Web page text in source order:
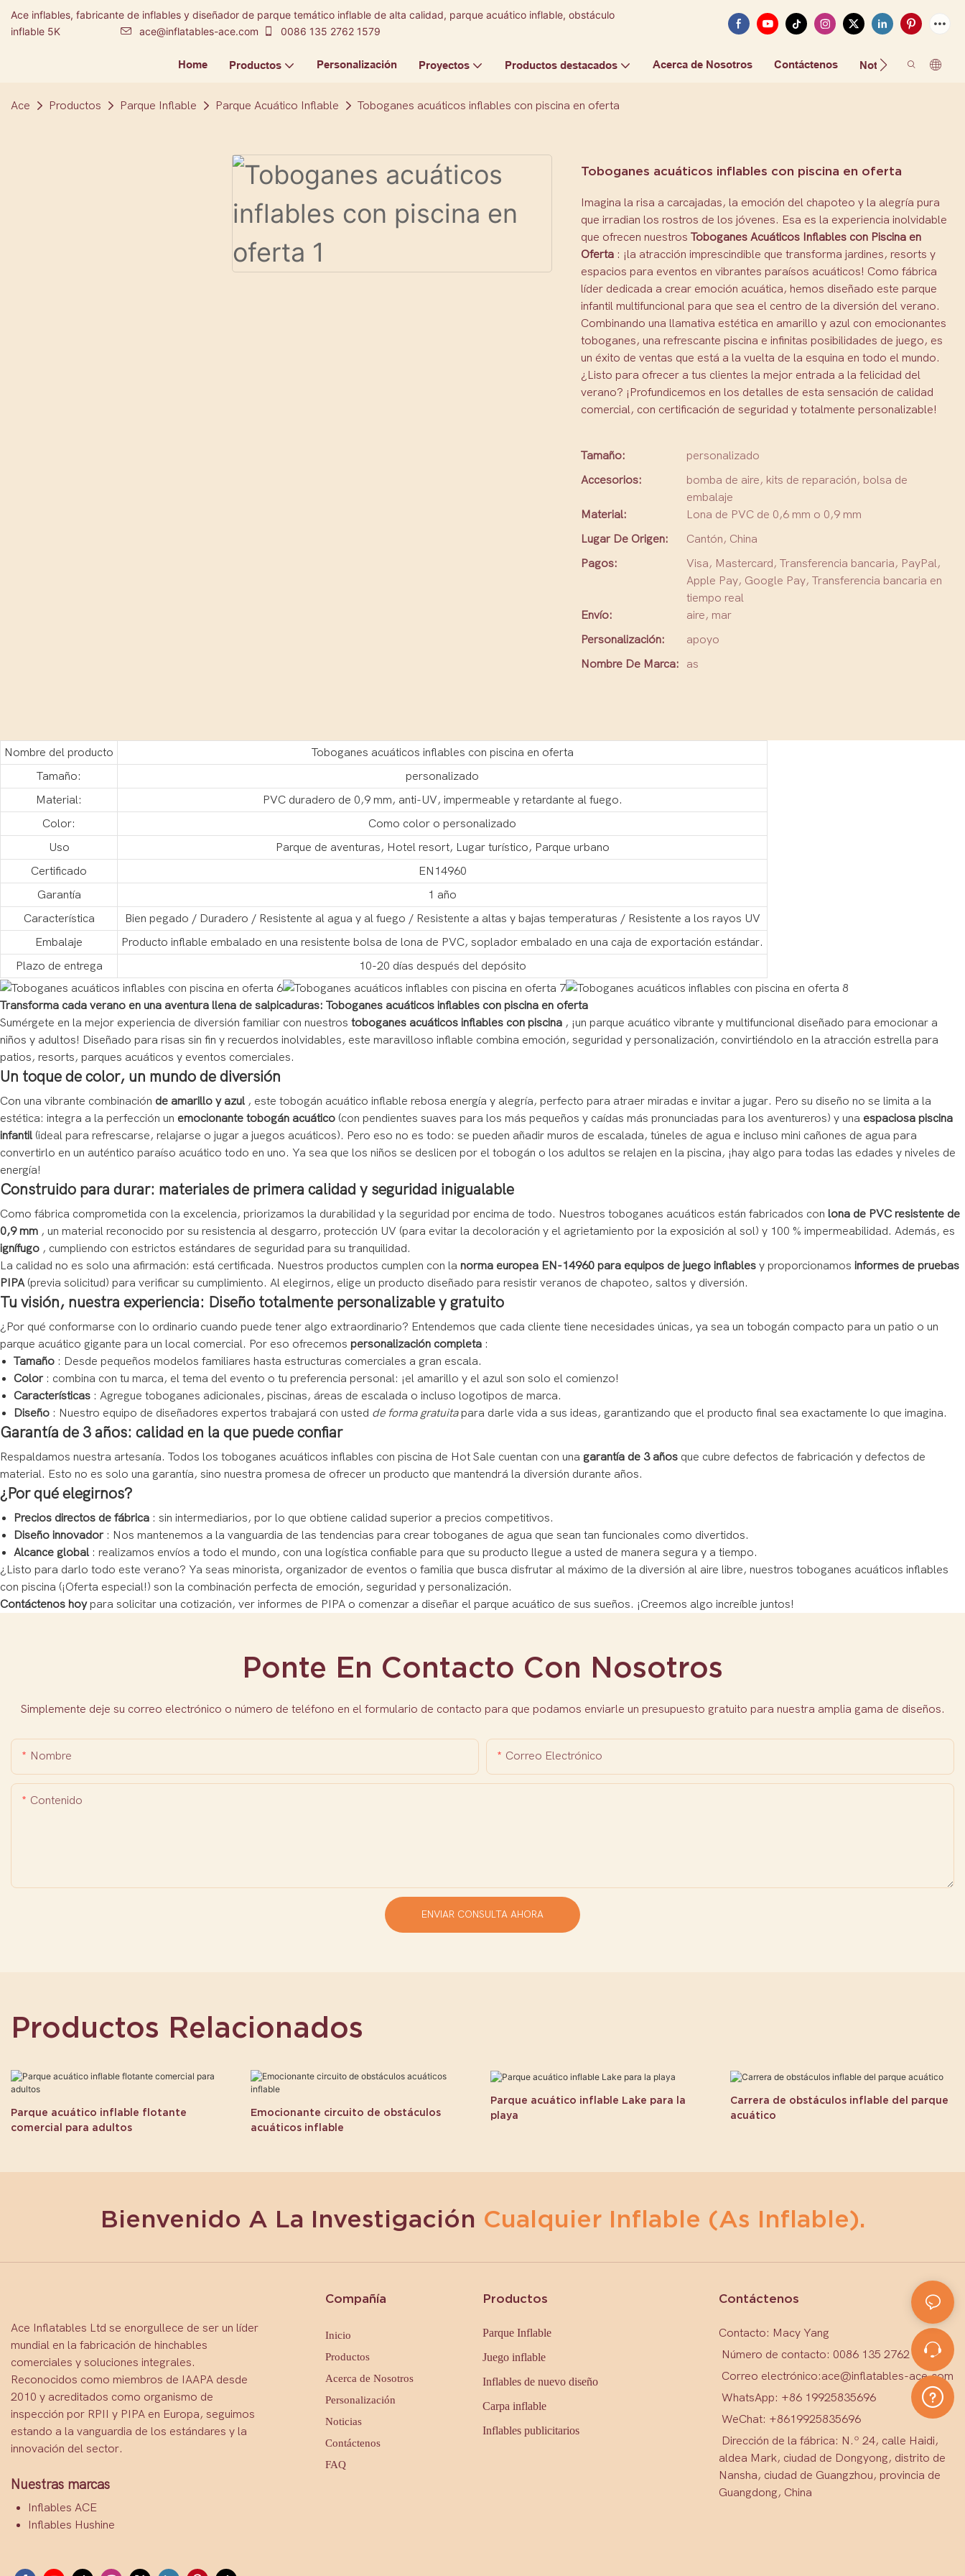
Ace inflables, fabricante de inflables y diseñador de parque temático inflable de alta calidad, parque acuático inflable, obstáculo
inflable 5K
ace@inflatables-ace.com 0086 135 2762 1579
Home Productos Personalización Proyectos Productos destacados Acerca de Nosotros Contáctenos Noticias FAQ
Ace Productos Parque Inflable Parque Acuático Inflable Toboganes acuáticos inflables con piscina en oferta
Toboganes acuáticos inflables con piscina en oferta
Imagina la risa a carcajadas, la emoción del chapoteo y la alegría pura
que irradian los rostros de los jóvenes. Esa es la experiencia inolvidable
que ofrecen nuestros Toboganes Acuáticos Inflables con Piscina en
Oferta : ¡la atracción imprescindible que transforma jardines, resorts y
espacios para eventos en vibrantes paraísos acuáticos! Como fábrica
líder dedicada a crear emoción acuática, hemos diseñado este parque
infantil multifuncional para que sea el centro de la diversión del verano.
Combinando una llamativa estética en amarillo y azul con emocionantes
toboganes, una refrescante piscina e infinitas posibilidades de juego, es
un éxito de ventas que está a la vuelta de la esquina en todo el mundo.
¿Listo para ofrecer a tus clientes la mejor entrada a la felicidad del
verano? ¡Profundicemos en los detalles de esta sensación de calidad
comercial, con certificación de seguridad y totalmente personalizable!
Tamaño:
personalizado
Accesorios:
bomba de aire, kits de reparación, bolsa de
embalaje
Material:
Lona de PVC de 0,6 mm o 0,9 mm
Lugar De Origen:
Cantón, China
Pagos:
Visa, Mastercard, Transferencia bancaria, PayPal,
Apple Pay, Google Pay, Transferencia bancaria en
tiempo real
Envío:
aire, mar
Personalización:
apoyo
Nombre De Marca:
as
Nombre del producto
Toboganes acuáticos inflables con piscina en oferta
Tamaño:
personalizado
Material:
PVC duradero de 0,9 mm, anti-UV, impermeable y retardante al fuego.
Color:
Como color o personalizado
Uso
Parque de aventuras, Hotel resort, Lugar turístico, Parque urbano
Certificado
EN14960
Garantía
1 año
Característica
Bien pegado / Duradero / Resistente al agua y al fuego / Resistente a altas y bajas temperaturas / Resistente a los rayos UV
Embalaje
Producto inflable embalado en una resistente bolsa de lona de PVC, soplador embalado en una caja de exportación estándar.
Plazo de entrega
10-20 días después del depósito
Transforma cada verano en una aventura llena de salpicaduras: Toboganes acuáticos inflables con piscina en oferta
Sumérgete en la mejor experiencia de diversión familiar con nuestros toboganes acuáticos inflables con piscina , ¡un parque acuático vibrante y multifuncional diseñado para emocionar a
niños y adultos! Diseñado para risas sin fin y recuerdos inolvidables, este maravilloso inflable combina emoción, seguridad y personalización, convirtiéndolo en la atracción estrella para
patios, resorts, parques acuáticos y eventos comerciales.
Un toque de color, un mundo de diversión
Con una vibrante combinación de amarillo y azul , este tobogán acuático inflable rebosa energía y alegría, perfecto para atraer miradas e invitar a jugar. Pero su diseño no se limita a la
estética: integra a la perfección un emocionante tobogán acuático (con pendientes suaves para los más pequeños y caídas más pronunciadas para los aventureros) y una espaciosa piscina
infantil (ideal para refrescarse, relajarse o jugar a juegos acuáticos). Pero eso no es todo: se pueden añadir muros de escalada, túneles de agua e incluso mini cañones de agua para
convertirlo en un auténtico paraíso acuático todo en uno. Ya sea que los niños se deslicen por el tobogán o los adultos se relajen en la piscina, ¡hay algo para todas las edades y niveles de
energía!
Construido para durar: materiales de primera calidad y seguridad inigualable
Como fábrica comprometida con la excelencia, priorizamos la durabilidad y la seguridad por encima de todo. Nuestros toboganes acuáticos están fabricados con lona de PVC resistente de
0,9 mm , un material reconocido por su resistencia al desgarro, protección UV (para evitar la decoloración y el agrietamiento por la exposición al sol) y 100 % impermeabilidad. Además, es
ignífugo , cumpliendo con estrictos estándares de seguridad para su tranquilidad.
La calidad no es solo una afirmación: está certificada. Nuestros productos cumplen con la norma europea EN-14960 para equipos de juego inflables y proporcionamos informes de pruebas
PIPA(previa solicitud) para verificar su cumplimiento. Al elegirnos, elige un producto diseñado para resistir veranos de chapoteo, saltos y diversión.
Tu visión, nuestra experiencia: Diseño totalmente personalizable y gratuito
¿Por qué conformarse con lo ordinario cuando puede tener algo extraordinario? Entendemos que cada cliente tiene necesidades únicas, ya sea un tobogán compacto para un patio o un
parque acuático gigante para un local comercial. Por eso ofrecemos personalización completa :
Tamaño : Desde pequeños modelos familiares hasta estructuras comerciales a gran escala.
Color: combina con tu marca, el tema del evento o tu preferencia personal: ¡el amarillo y el azul son solo el comienzo!
Características : Agregue toboganes adicionales, piscinas, áreas de escalada o incluso logotipos de marca.
Diseño : Nuestro equipo de diseñadores expertos trabajará con usted de forma gratuitapara darle vida a sus ideas, garantizando que el producto final sea exactamente lo que imagina.
Garantía de 3 años: calidad en la que puede confiar
Respaldamos nuestra artesanía. Todos los toboganes acuáticos inflables con piscina de Hot Sale cuentan con una garantía de 3 años que cubre defectos de fabricación y defectos de
material. Esto no es solo una garantía, sino nuestra promesa de ofrecer un producto que mantendrá la diversión durante años.
¿Por qué elegirnos?
Precios directos de fábrica : sin intermediarios, por lo que obtiene calidad superior a precios competitivos.
Diseño innovador: Nos mantenemos a la vanguardia de las tendencias para crear toboganes de agua que sean tan funcionales como divertidos.
Alcance global : realizamos envíos a todo el mundo, con una logística confiable para que su producto llegue a usted de manera segura y a tiempo.
¿Listo para darlo todo este verano? Ya seas minorista, organizador de eventos o familia que busca disfrutar al máximo de la diversión al aire libre, nuestros toboganes acuáticos inflables
con piscina (¡Oferta especial!) son la combinación perfecta de emoción, seguridad y personalización.
Contáctenos hoypara solicitar una cotización, ver informes de PIPA o comenzar a diseñar el parque acuático de sus sueños. ¡Creemos algo increíble juntos!
Ponte En Contacto Con Nosotros
Simplemente deje su correo electrónico o número de teléfono en el formulario de contacto para que podamos enviarle un presupuesto gratuito para nuestra amplia gama de diseños.
Nombre Correo Electrónico
Contenido
ENVIAR CONSULTA AHORA
Productos Relacionados
Parque acuático inflable flotante
comercial para adultos
Emocionante circuito de obstáculos
acuáticos inflable
Parque acuático inflable Lake para la
playa
Carrera de obstáculos inflable del parque
acuático
Bienvenido A La Investigación Cualquier Inflable (as Inflable).
Ace Inflatables Ltd se enorgullece de ser un líder
mundial en la fabricación de hinchables
comerciales y soluciones integrales.
Reconocidos como miembros de IAAPA desde
2010 y acreditados como organismo de
inspección por RPII y PIPA en Europa, seguimos
estando a la vanguardia de los estándares y la
innovación del sector.
Nuestras marcas
Inflables ACE
Inflables Hushine
Compañía
Inicio
Productos
Acerca de Nosotros
Personalización
Noticias
Contáctenos
FAQ
Productos
Parque Inflable
Juego inflable
Inflables de nuevo diseño
Carpa inflable
Inflables publicitarios
Contáctenos
Contacto: Macy Yang
Número de contacto: 0086 135 2762 1579
Correo electrónico:ace@inflatables-ace.com
WhatsApp: +86 19925835696
WeChat: +8619925835696
Dirección de la fábrica: N.º 24, calle Haidi,
aldea Mark, ciudad de Dongyong, distrito de
Nansha, ciudad de Guangzhou, provincia de
Guangdong, China